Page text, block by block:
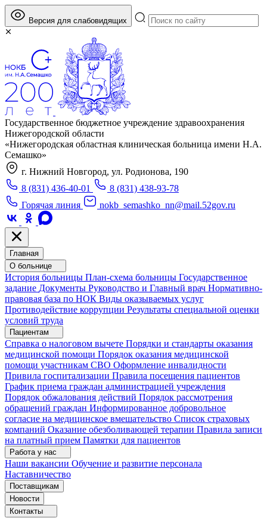
Версия для слабовидящих
Государственное бюджетное учреждение здравоохранения
Нижегородской области
«Нижегородская областная клиническая больница имени Н.А.
Семашко»
г. Нижний Новгород, ул. Родионова, 190
8 (831) 436-40-01
8 (831) 438-93-78
Горячая линия
nokb_semashko_nn@mail.52gov.ru
Главная
О больнице
История больницы План-схема больницы Государственное
задание Документы Руководство и Главный врач Нормативно-
правовая база по НОК Виды оказываемых услуг
Противодействие коррупции Результаты специальной оценки
условий труда
Пациентам
Справка о налоговом вычете Порядки и стандарты оказания
медицинской помощи Порядок оказания медицинской
помощи участникам СВО Оформление инвалидности
Привила госпитализации Правила посещения пациентов
График приема граждан администрацией учреждения
Порядок обжалования действий Порядок рассмотрения
обращений граждан Информированное добровольное
согласие на медицинское вмешательство Список страховых
компаний Оказание обезболивающей терапии Правила записи
на платный прием Памятки для пациентов
Работа у нас
Наши вакансии Обучение и развитие персонала
Наставничество
Поставщикам
Новости
Контакты